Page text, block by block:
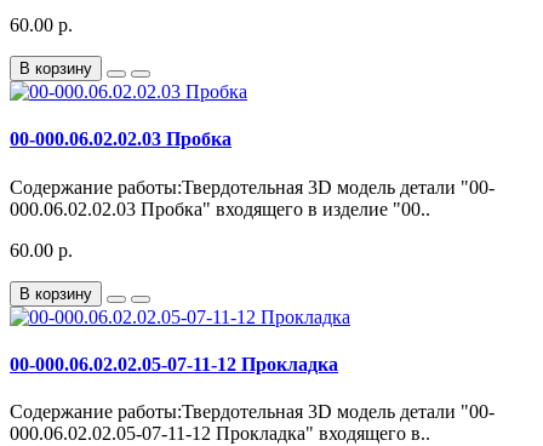
60.00 р.
В корзину
00-000.06.02.02.03 Пробка
Содержание работы:Твердотельная 3D модель детали "00-
000.06.02.02.03 Пробка" входящего в изделие "00..
60.00 р.
В корзину
00-000.06.02.02.05-07-11-12 Прокладка
Содержание работы:Твердотельная 3D модель детали "00-
000.06.02.02.05-07-11-12 Прокладка" входящего в..